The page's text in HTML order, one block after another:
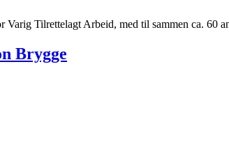
Tilrettelagt Arbeid, med til sammen ca. 60
Brygge